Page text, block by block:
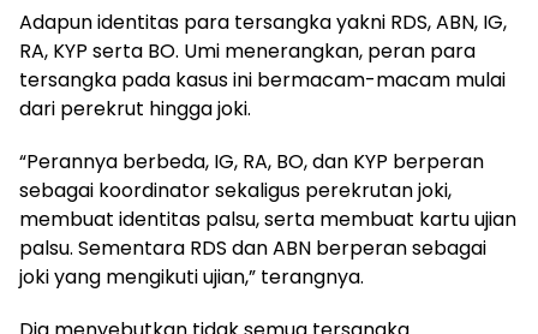
Adapun identitas para tersangka yakni RDS, ABN, IG,
RA, KYP serta BO. Umi menerangkan, peran para
tersangka pada kasus ini bermacam-macam mulai
dari perekrut hingga joki.
“Perannya berbeda, IG, RA, BO, dan KYP berperan
sebagai koordinator sekaligus perekrutan joki,
membuat identitas palsu, serta membuat kartu ujian
palsu. Sementara RDS dan ABN berperan sebagai
joki yang mengikuti ujian,” terangnya.